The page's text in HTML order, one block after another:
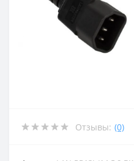
Отзывы: (0)